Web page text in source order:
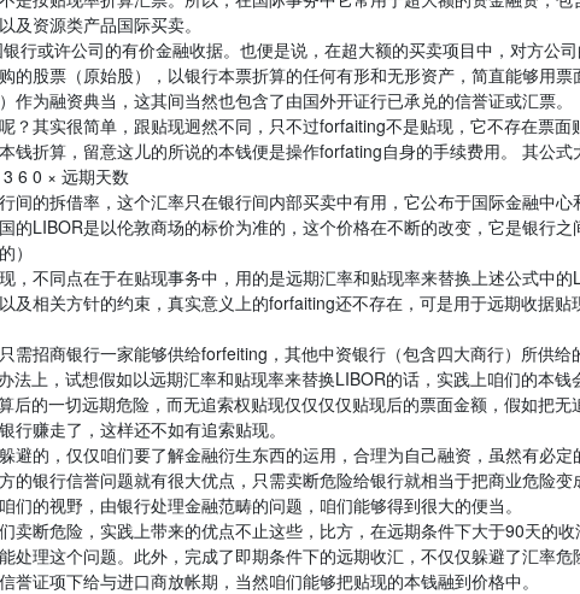
及资源类产品国际买卖。
行或许公司的有价金融收据。也便是说，在超大额的买卖项目中，对方公
的股票（原始股），以银行本票折算的任何有形和无形资产，简直能够用
作为融资典当，这其间当然也包含了由国外开证行已承兑的信誉证或汇票。
？其实很简单，跟贴现迥然不同，只不过forfaiting不是贴现，它不存在票面
钱折算，留意这儿的所说的本钱便是操作forfating自身的手续费用。 其公式
6 0 × 远期天数
间的拆借率，这个汇率只在银行间内部买卖中有用，它公布于国际金融中
的LIBOR是以伦敦商场的标价为准的，这个价格在不断的改变，它是银行
）
，不同点在于在贴现事务中，用的是远期汇率和贴现率来替换上述公式中
及相关方针的约束，真实意义上的forfaiting还不存在，可是用于远期收据贴
需招商银行一家能够供给forfeiting，其他中资银行（包含四大商行）所供给
法上，试想假如以远期汇率和贴现率来替换LIBOR的话，实践上咱们的本
后的一切远期危险，而无追索权贴现仅仅仅仅贴现后的票面金额，假如把无
行赚走了，这样还不如有追索贴现。
避的，仅仅咱们要了解金融衍生东西的运用，合理为自己融资，虽然有必定
的银行信誉问题就有很大优点，只需卖断危险给银行就相当于把商业危险变
们的视野，由银行处理金融范畴的问题，咱们能够得到很大的便当。
卖断危险，实践上带来的优点不止这些，比方，在远期条件下大于90天的
处理这个问题。此外，完成了即期条件下的远期收汇，不仅仅躲避了汇率
誉证项下给与进口商放帐期，当然咱们能够把贴现的本钱融到价格中。